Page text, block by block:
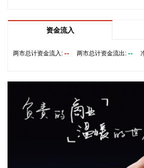
移；要强化应急准备，做到力量下沉、
量；要从严从细管控重点船舶，摸清底数
保“客停渡、零营运”；要扎实做好宣传引
布权威信息，针对沿海群众、渔民、游客
2026-08-06 22:00:41
依顿电子(603328)8月6日公告，拟向包
资金流入
两市总计资金流入: -- 两市总计资金流出: --